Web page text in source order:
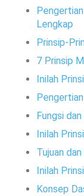
Lengkap
Prinsip-
7 Prinsip
Inilah
Fungsi
Inilah
Tujuan
Inilah
Konsep